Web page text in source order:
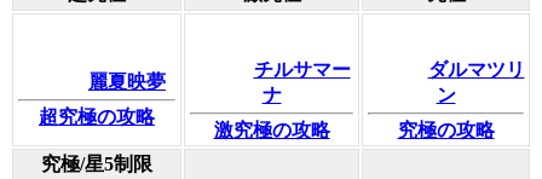
麗夏映夢
超究極の攻略
チルサマー
ナ
激究極の攻略
ダルマツリ
ン
究極の攻略
究極/星5制限